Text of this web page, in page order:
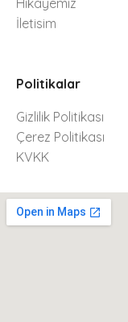
Hikayemiz
İletisim
Politikalar
Gizlilik Politikası
Çerez Politikası
KVKK